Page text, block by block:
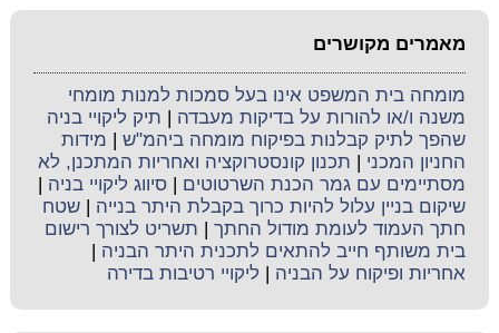
מאמרים מקושרים
מומחה בית המשפט אינו בעל סמכות למנות מומחי
משנה ו/או להורות על בדיקות מעבדה
תיק ליקויי בניה
שהפך לתיק קבלנות בפיקוח מומחה ביהמ"ש
מידות
החניון המכני
תכנון קונסטרוקציה ואחריות המתכנן, לא
מסתיימים עם גמר הכנת השרטוטים |סיווג ליקויי בניה
שיקום בניין עלול להיות כרוך בקבלת היתר בנייה |שטח
חתך העמוד לעומת מודול החתך
תשריט לצורך רישום
בית משותף חייב להתאים לתכנית היתר הבניה
אחריות ופיקוח על הבניה
ליקויי רטיבות בדירה